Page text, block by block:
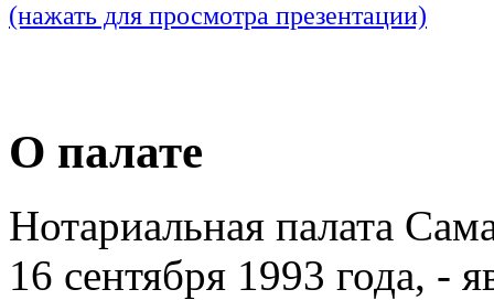
(нажать для просмотра презентации)
О палате
Нотариальная палата
16 сентября 1993 года, -